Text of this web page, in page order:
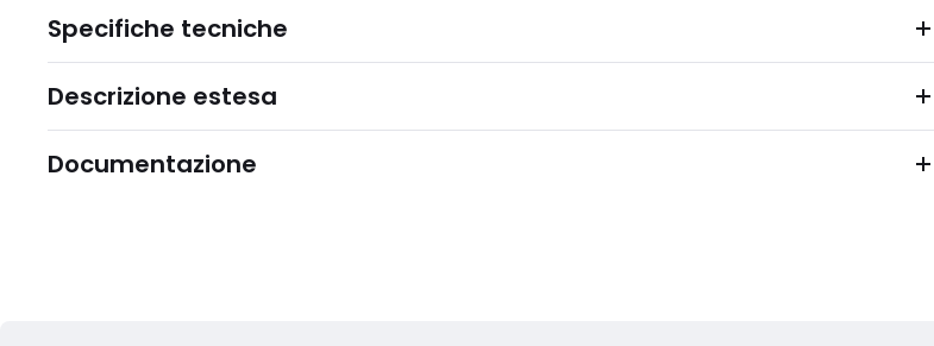
Specifiche tecniche
Descrizione estesa
Documentazione